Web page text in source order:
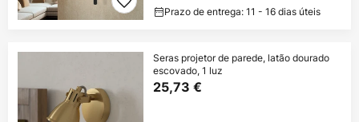
Prazo de entrega: 11 - 16 dias úteis
Seras projetor de parede, latão dourado
escovado, 1 luz
25,73 €